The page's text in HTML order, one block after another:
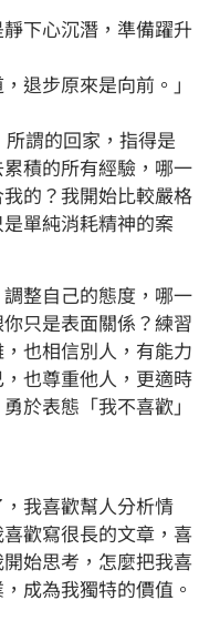
下心沉潛，準備躍升
退步原來是向前。」
謂的回家，指得是
累積的所有經驗，哪一
的？我開始比較嚴格
單純消耗精神的案
整自己的態度，哪一
只是表面關係？練習
也相信別人，有能力
也尊重他人，更適時
於表態「我不喜歡」
我喜歡幫人分析情
歡寫很長的文章，喜
始思考，怎麼把我喜
成為我獨特的價值。